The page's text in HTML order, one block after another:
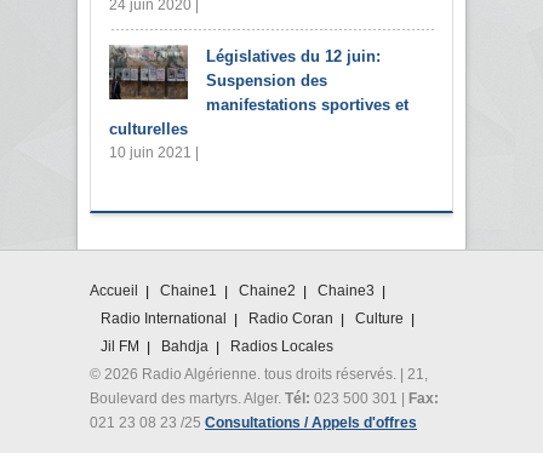
24 juin 2020 |
Législatives du 12 juin:
Suspension des
manifestations sportives et
culturelles
10 juin 2021 |
Accueil Chaine1 Chaine2
Chaine3
Radio International
Radio Coran
Culture
Jil FM
Bahdja
Radios Locales
© 2026 Radio Algérienne. tous droits réservés. | 21,
Boulevard des martyrs. Alger. Tél: 023 500 301 | Fax:
021 23 08 23 /25 Consultations / Appels d'offres